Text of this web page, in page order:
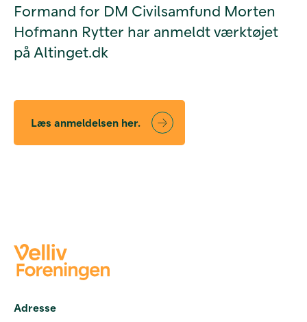
Formand for DM Civilsamfund Morten
Hofmann Rytter har anmeldt værktøjet
på Altinget.dk
Læs anmeldelsen her.
Adresse